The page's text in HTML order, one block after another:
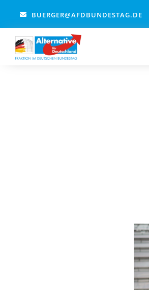
springen
BUERGER@AFDBUNDESTAG.DE